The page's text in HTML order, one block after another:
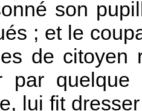
son
; et le
de citoyen
par
lui fit